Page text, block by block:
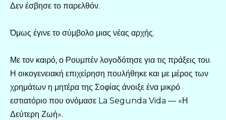
Δεν έσβησε το παρελθόν.
Όμως έγινε το σύμβολο μιας νέας αρχής.
Με τον καιρό, ο Ρουμπέν λογοδότησε για τις πράξεις του.
Η οικογενειακή επιχείρηση πουλήθηκε και με μέρος των
χρημάτων η μητέρα της Σοφίας άνοιξε ένα μικρό
εστιατόριο που ονόμασε La Segunda Vida — «Η
Δεύτερη Ζωή».